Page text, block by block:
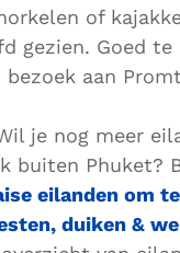
of
gezien. Goed te
bezoek aan
je nog meer
buiten Phuket?
eilanden om
duiken &